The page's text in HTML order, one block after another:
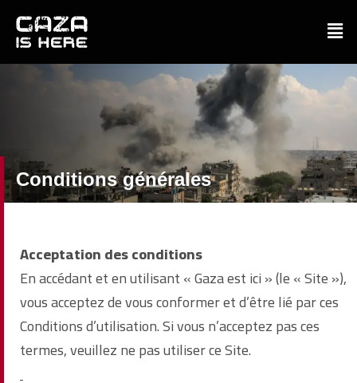
Conditions générales
Acceptation des conditions
En accédant et en utilisant « Gaza est ici » (le « Site »),
vous acceptez de vous conformer et d’être lié par ces
Conditions d’utilisation. Si vous n’acceptez pas ces
termes, veuillez ne pas utiliser ce Site.